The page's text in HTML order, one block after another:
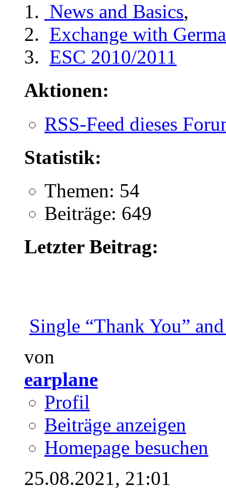
News and Basics,
Exchange with
ESC 2010/2011
Aktionen:
RSS-Feed dieses
Statistik:
Themen: 54
Beiträge: 649
Letzter Beitrag:
Single “Thank You”
von
earplane
Profil
Beiträge anzeigen
Homepage besuchen
25.08.2021, 21:01